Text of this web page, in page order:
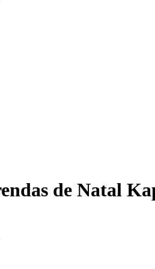
de Natal